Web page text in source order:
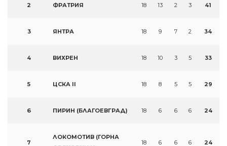
2 ФРАТРИЯ 18 13 2 3 41
3 ЯНТРА 18 9 7 2 34
4 ВИХРЕН 18 10 3 5 33
5 ЦСКА II 18 8 5 5 29
6 ПИРИН (БЛАГОЕВГРАД) 18 6 6 6 24
7
ЛОКОМОТИВ (ГОРНА
18 6 6 6 24